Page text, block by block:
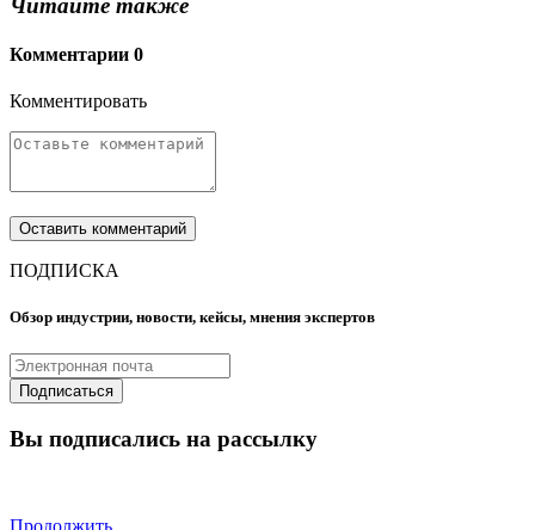
Комментарии 0
Комментировать
ПОДПИСКА
Обзор индустрии, новости, кейсы, мнения экспертов
Вы подписались на рассылку
Продолжить